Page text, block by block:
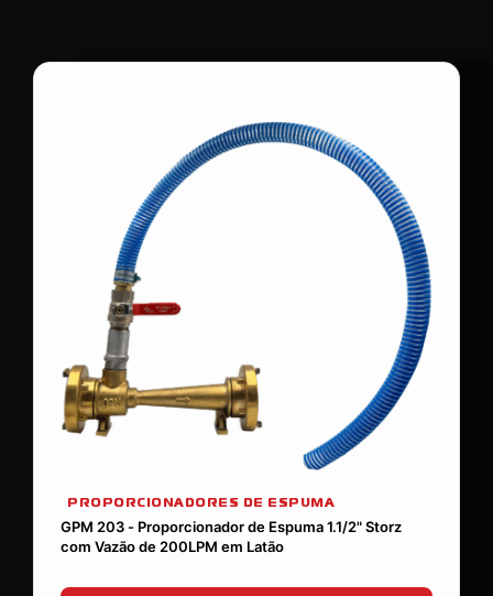
PROPORCIONADORES DE ESPUMA
GPM 203 - Proporcionador de Espuma 1.1/2" Storz
com Vazão de 200LPM em Latão